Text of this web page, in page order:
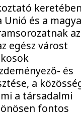
és a
az
egész várost
és
a
a társadalmi
fontos